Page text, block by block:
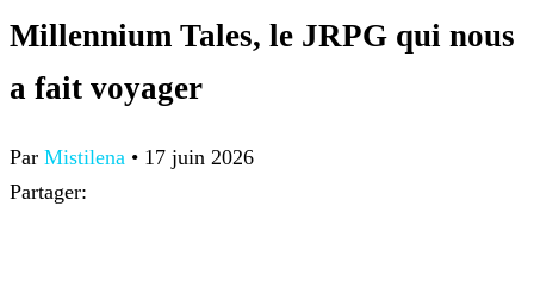
Millennium Tales, le JRPG qui nous
a fait voyager
Par Mistilena • 17 juin 2026
Partager: